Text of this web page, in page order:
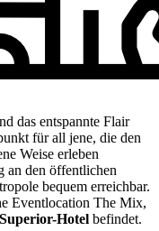
das entspannte Flair
für all jene, die den
Weise erleben
an den öffentlichen
bequem erreichbar.
Eventlocation The Mix,
Hotel befindet.